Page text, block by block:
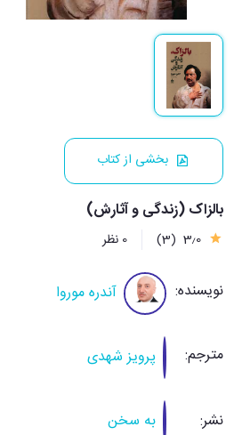
بخشی از کتاب
بالزاک (زندگی و آثارش)
3٫0 (3) 0 نظر
نویسنده: آندره موروا
مترجم: پرویز شهدی
نشر: به سخن